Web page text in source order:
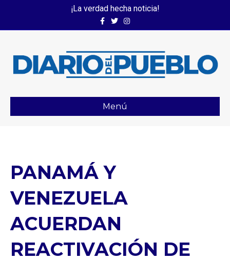
¡La verdad hecha noticia!
FacebookTwitterInstagram
Menú
PANAMÁ Y
VENEZUELA
ACUERDAN
REACTIVACIÓN DE